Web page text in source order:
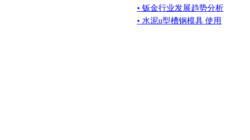
• 钣金行业发展趋势分析
• 水泥u型槽钢模具 使用